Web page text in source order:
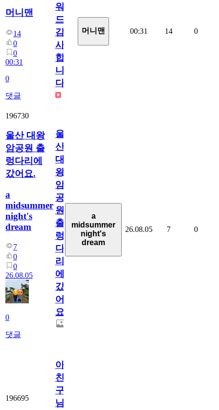
머니맨
14
0
0
00:31
0
댓글
워
드
감
사
합
니
다
머니맨 00:31 14 0
196730
울산 대왕
암공원 출
렁다리에
갔어요.
a
midsummer
night's
dream
7
0
0
26.08.05
0
댓글
울
산
대
왕
암
공
원
출
렁
다
리
에
갔
어
요.
a
midsummer
night's
dream
26.08.05 7 0
196695
아.
친
구
님